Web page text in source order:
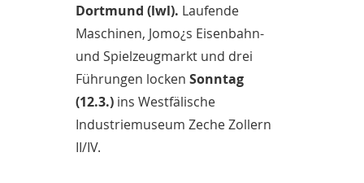
Dortmund (lwl). Laufende
Maschinen, Jomo¿s Eisenbahn-
und Spielzeugmarkt und drei
Führungen locken Sonntag
(12.3.) ins Westfälische
Industriemuseum Zeche Zollern
II/IV.